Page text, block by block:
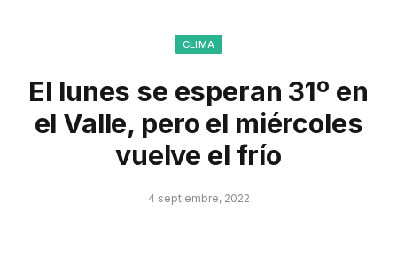
CLIMA
El lunes se esperan 31º en
el Valle, pero el miércoles
vuelve el frío
4 septiembre, 2022